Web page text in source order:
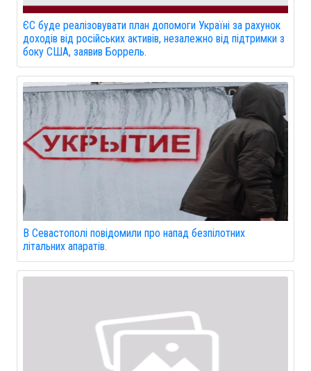
ЄС буде реалізовувати план допомоги Україні за рахунок
доходів від російських активів, незалежно від підтримки з
боку США, заявив Боррель.
В Севастополі повідомили про напад безпілотних
літальних апаратів.